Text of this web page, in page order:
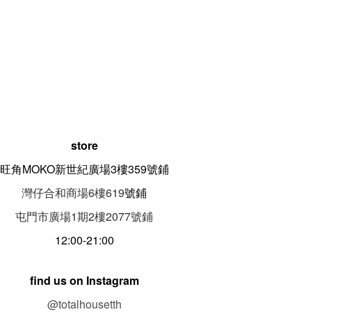
store
旺角MOKO新世紀廣場3樓359號鋪
灣仔合和商場6樓619號鋪
屯門市廣場1期2樓2077號鋪
12:00-21:00
find us on Instagram
@totalhousetth